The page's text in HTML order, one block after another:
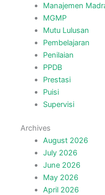
Manajemen
MGMP
Mutu Lulusan
Pembelajaran
Penilaian
PPDB
Prestasi
Puisi
Supervisi
Archives
August 2026
July 2026
June 2026
May 2026
April 2026